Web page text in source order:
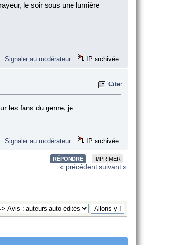
le soir sous une lumière
Signaler au modérateur IP archivée
Citer
les fans du genre, je
Signaler au modérateur IP archivée
RÉPONDRE IMPRIMER
« précédent suivant »